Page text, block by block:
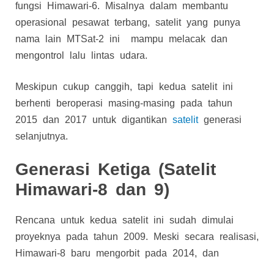
fungsi Himawari-6. Misalnya dalam membantu
operasional pesawat terbang, satelit yang punya
nama lain MTSat-2 ini mampu melacak dan
mengontrol lalu lintas udara.
Meskipun cukup canggih, tapi kedua satelit ini
berhenti beroperasi masing-masing pada tahun
2015 dan 2017 untuk digantikan satelitgenerasi
selanjutnya.
Generasi Ketiga (Satelit
Himawari-8 dan 9)
Rencana untuk kedua satelit ini sudah dimulai
proyeknya pada tahun 2009. Meski secara realisasi,
Himawari-8 baru mengorbit pada 2014, dan